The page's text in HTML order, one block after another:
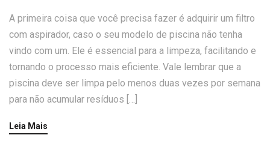
A primeira coisa que você precisa fazer é adquirir um filtro
com aspirador, caso o seu modelo de piscina não tenha
vindo com um. Ele é essencial para a limpeza, facilitando e
tornando o processo mais eficiente. Vale lembrar que a
piscina deve ser limpa pelo menos duas vezes por semana
para não acumular resíduos […]
Leia Mais